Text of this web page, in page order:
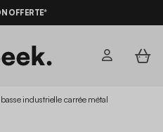
OFFERTE*
industrielle carrée métal